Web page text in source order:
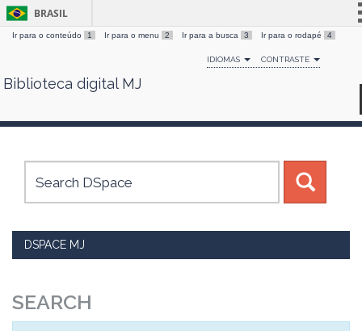
Skip
BRASIL
Simplifique!
Comunica BR
Canais
Ir para o conteúdo 1 Ir para o menu 2 Ir para a busca 3 Ir para o rodapé 4
IDIOMAS CONTRASTE
Biblioteca digital MJ
DSPACE MJ
SEARCH